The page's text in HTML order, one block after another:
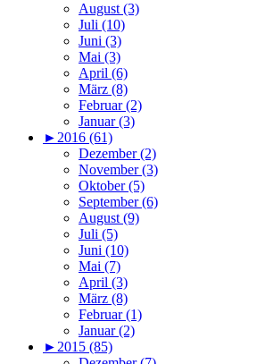
August (3)
Juli (10)
Juni (3)
Mai (3)
April (6)
März (8)
Februar (2)
Januar (3)
► 2016 (61)
Dezember (2)
November (3)
Oktober (5)
September (6)
August (9)
Juli (5)
Juni (10)
Mai (7)
April (3)
März (8)
Februar (1)
Januar (2)
► 2015 (85)